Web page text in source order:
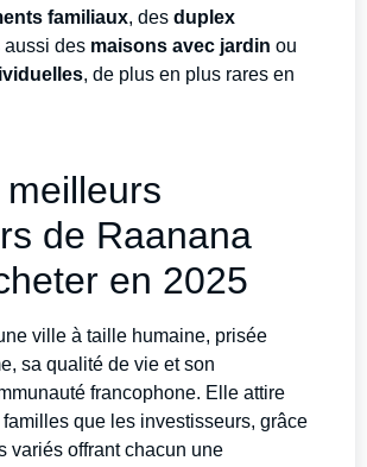
familiaux, des duplex
aussi des maisons avec jardin ou
, de plus en plus rares en
de Raanana
en 2025
ville à taille humaine, prisée
sa qualité de vie et son
francophone. Elle attire
que les investisseurs, grâce
variés offrant chacun une